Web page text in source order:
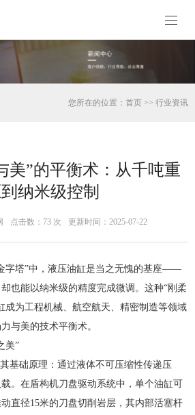
您所在的位置： 首页 >> 行业资讯
美”的平衡术：从千吨重
纳米级控制
点击数： 73 次 更新时间：2025-07-22
字塔”中，液压油缸是当之无愧的基座——
也能以纳米级的精度完成微调。这种“刚柔
成为工程机械、航空航天、精密制造等领域
与美的技术平衡术。
美”
基础原理：通过液体不可压缩性传递压
。在盾构机刀盘驱动系统中，单个油缸可
直径15米的刀盘切削岩层，其内部活塞杆